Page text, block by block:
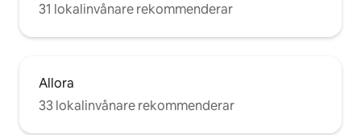
31 lokalinvånare rekommenderar
Allora
33 lokalinvånare rekommenderar